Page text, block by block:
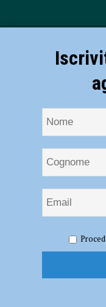
Elezioni europee, perché
Piacentini
Elezioni